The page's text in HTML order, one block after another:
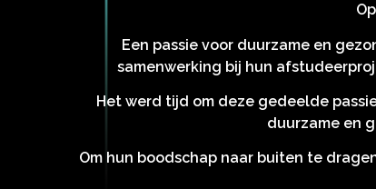
Een passie voor duurzame en
samenwerking bij hun
Het werd tijd om deze gedeelde
duurzame en
Om hun boodschap naar buiten te